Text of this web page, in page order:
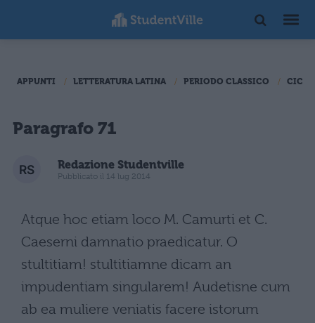
APPUNTI LETTERATURA LATINA PERIODO CLASSICO
Paragrafo 71
Redazione Studentville
Pubblicato il 14 lug 2014
Atque hoc etiam loco M. Camurti et C.
Caeserni damnatio praedicatur. O
stultitiam! stultitiamne dicam an
impudentiam singularem! Audetisne cum
ab ea muliere veniatis facere istorum